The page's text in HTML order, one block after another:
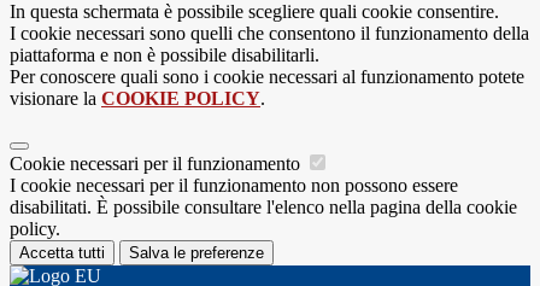
In questa schermata è possibile scegliere quali cookie consentire.
I cookie necessari sono quelli che consentono il funzionamento della
piattaforma e non è possibile disabilitarli.
Per conoscere quali sono i cookie necessari al funzionamento potete
visionare la COOKIE POLICY.
Cookie necessari per il funzionamento
I cookie necessari per il funzionamento non possono essere
disabilitati. È possibile consultare l'elenco nella pagina della cookie
policy.
Accetta tutti Salva le preferenze